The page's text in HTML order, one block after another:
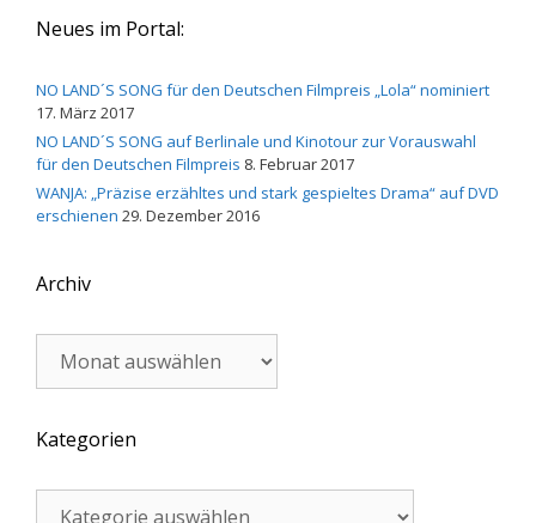
Neues im Portal:
NO LAND´S SONG für den Deutschen Filmpreis „Lola“ nominiert
17. März 2017
NO LAND´S SONG auf Berlinale und Kinotour zur Vorauswahl
für den Deutschen Filmpreis 8. Februar 2017
WANJA: „Präzise erzähltes und stark gespieltes Drama“ auf DVD
erschienen 29. Dezember 2016
Archiv
Kategorien